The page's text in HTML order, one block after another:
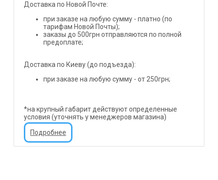
Доставка по Новой Почте:
при заказе на любую сумму - платно (по
тарифам Новой Почты);
заказы до 500грн отправляются по полной
предоплате;
Доставка по Киеву (до подъезда):
при заказе на любую сумму - от 250грн;
*на крупный габарит действуют определенные
условия (уточнять у менеджеров магазина)
Подробнее